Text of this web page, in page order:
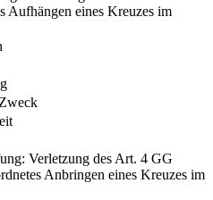
Aufhängen eines Kreuzes im
Verletzung des Art. 4 GG
Anbringen eines Kreuzes im